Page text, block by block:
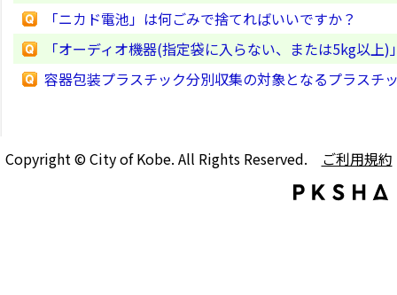
「ニカド電池」は何ごみで捨てればいいですか？
「オーディオ機器(指定袋に入らない、または5kg以
容器包装プラスチック分別収集の対象となるプラスチ
Copyright © City of Kobe. All Rights Reserved. ご利用規約